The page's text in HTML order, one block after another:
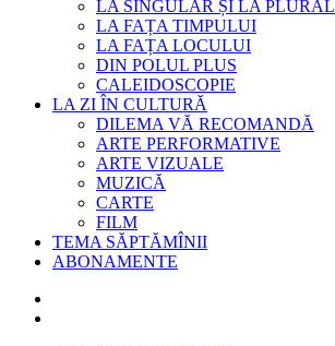
LA SINGULAR ȘI LA PLURAL
LA FAȚA TIMPULUI
LA FAȚA LOCULUI
DIN POLUL PLUS
CALEIDOSCOPIE
LA ZI ÎN CULTURĂ
DILEMA VĂ RECOMANDĂ
ARTE PERFORMATIVE
ARTE VIZUALE
MUZICĂ
CARTE
FILM
TEMA SĂPTĂMÎNII
ABONAMENTE